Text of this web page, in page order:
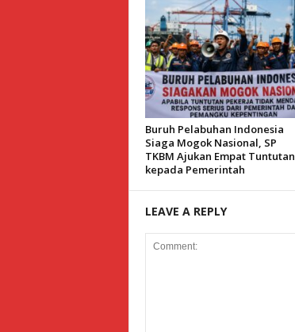
Buruh Pelabuhan Indonesia
Siaga Mogok Nasional, SP
TKBM Ajukan Empat Tuntutan
kepada Pemerintah
LEAVE A REPLY